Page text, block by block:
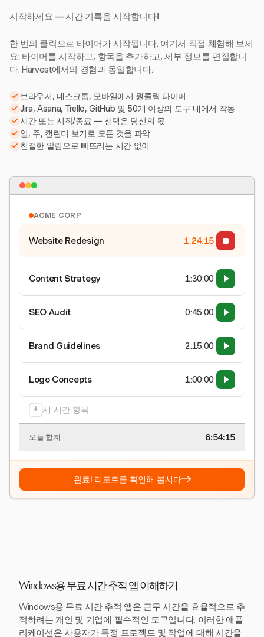
시작하세요 — 시간 기록을 시작합니다!
한 번의 클릭으로 타이머가 시작됩니다. 여기서 직접 체험해 보세
요: 타이머를 시작하고, 항목을 추가하고, 세부 정보를 편집합니
다. Harvest에서의 경험과 동일합니다.
브라우저, 데스크톱, 모바일에서 원클릭 타이머
Jira, Asana, Trello, GitHub 및 50개 이상의 도구 내에서 작동
시간 또는 시작/종료 — 선택은 당신의 몫
일, 주, 캘린더 보기로 모든 것을 파악
친절한 알림으로 빠뜨리는 시간 없이
ACME CORP
Website Redesign 1:24:15
Content Strategy 1:30:00
SEO Audit 0:45:00
Brand Guidelines 2:15:00
Logo Concepts 1:00:00
+ 새 시간 항목
오늘 합계 6:54:15
완료! 리포트를 확인해 봅시다→
Windows용 무료 시간 추적 앱 이해하기
Windows용 무료 시간 추적 앱은 근무 시간을 효율적으로 추
적하려는 개인 및 기업에 필수적인 도구입니다. 이러한 애플
리케이션은 사용자가 특정 프로젝트 및 작업에 대해 시간을